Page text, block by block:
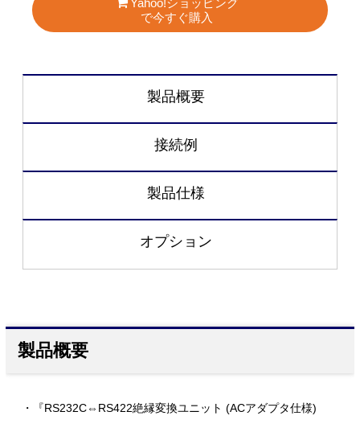
Yahoo!ショッピング
で今すぐ購入
製品概要
接続例
製品仕様
オプション
製品概要
・『RS232C⇔RS422絶縁変換ユニット (ACアダプタ仕様)